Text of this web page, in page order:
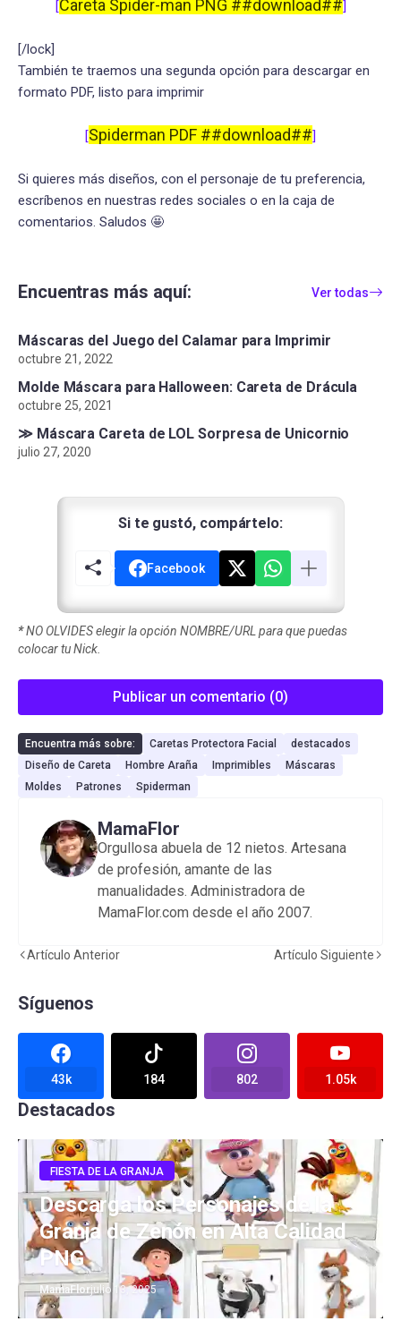
[Careta Spider-man PNG ##download##]
[/lock]
También te traemos una segunda opción para descargar en
formato PDF, listo para imprimir
[Spiderman PDF ##download##]
Si quieres más diseños, con el personaje de tu preferencia,
escríbenos en nuestras redes sociales o en la caja de
comentarios. Saludos 🤩
Encuentras más aquí: Ver todas
Máscaras del Juego del Calamar para Imprimir
octubre 21, 2022
Molde Máscara para Halloween: Careta de Drácula
octubre 25, 2021
≫ Máscara Careta de LOL Sorpresa de Unicornio
julio 27, 2020
Si te gustó, compártelo:
Facebook
*NO OLVIDES elegir la opción NOMBRE/URL para que puedas
colocar tu Nick.
Publicar un comentario (0)
Encuentra más sobre: Caretas Protectora Facial
destacados
Diseño de Careta
Hombre Araña Imprimibles
Máscaras
Moldes
Patrones Spiderman
MamaFlor
Orgullosa abuela de 12 nietos. Artesana
de profesión, amante de las
manualidades. Administradora de
MamaFlor.com desde el año 2007.
Artículo Anterior Artículo Siguiente
Síguenos
43k 184 802 1.05k
Destacados
FIESTA DE LA GRANJA
Descarga los Personajes de la
Granja de Zenón en Alta Calidad
PNG
MamaFlorjulio 13, 2025